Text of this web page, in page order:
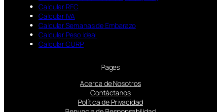
Calcular RFC
Calcular IVA
Calcular Semanas de Embarazo
Calcular Peso Ideal
Calcular CURP
Pages
Acerca de Nosotros
Contáctanos
Política de Privacidad